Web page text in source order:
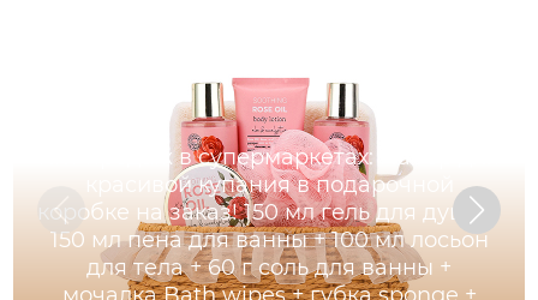
Хит продаж в супермаркетах: Набор для
красивой купания в подарочной
коробке на заказ! 150 мл гель для душа +
150 мл пена для ванны + 100 мл лосьон
для тела + 60 г соль для ванны +